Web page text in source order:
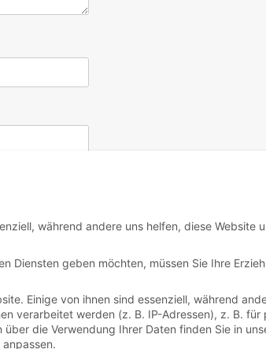
während andere uns helfen, diese Website
Diensten geben möchten, müssen Sie Ihre
Einige von ihnen sind essenziell, während
verarbeitet werden (z. B. IP-Adressen), z. B. für
über die Verwendung Ihrer Daten finden Sie in